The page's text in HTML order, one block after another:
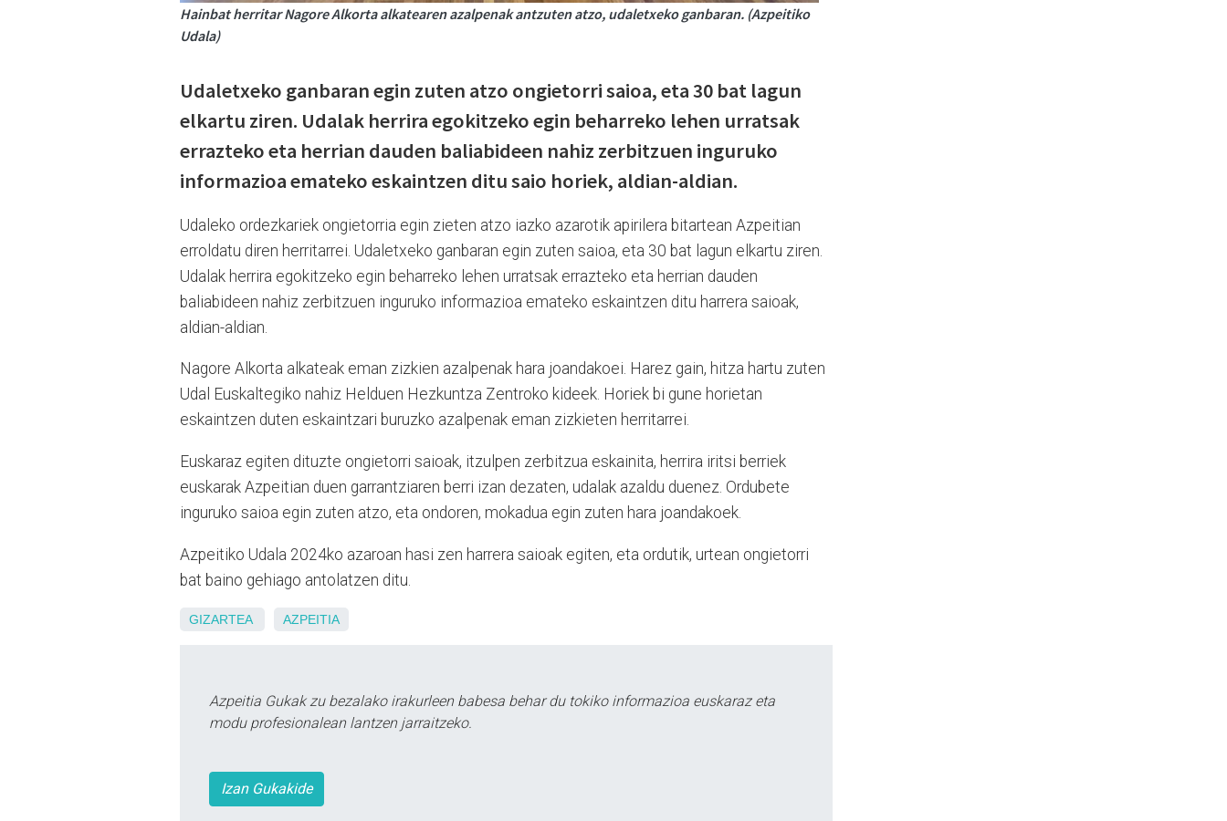
Hainbat herritar Nagore Alkorta alkatearen azalpenak antzuten atzo, udaletxeko ganbaran. (Azpeitiko
Udala)
Udaletxeko ganbaran egin zuten atzo ongietorri saioa, eta 30 bat lagun
elkartu ziren. Udalak herrira egokitzeko egin beharreko lehen urratsak
errazteko eta herrian dauden baliabideen nahiz zerbitzuen inguruko
informazioa emateko eskaintzen ditu saio horiek, aldian-aldian.
Udaleko ordezkariek ongietorria egin zieten atzo iazko azarotik apirilera bitartean Azpeitian
erroldatu diren herritarrei. Udaletxeko ganbaran egin zuten saioa, eta 30 bat lagun elkartu ziren.
Udalak herrira egokitzeko egin beharreko lehen urratsak errazteko eta herrian dauden
baliabideen nahiz zerbitzuen inguruko informazioa emateko eskaintzen ditu harrera saioak,
aldian-aldian.
Nagore Alkorta alkateak eman zizkien azalpenak hara joandakoei. Harez gain, hitza hartu zuten
Udal Euskaltegiko nahiz Helduen Hezkuntza Zentroko kideek. Horiek bi gune horietan
eskaintzen duten eskaintzari buruzko azalpenak eman zizkieten herritarrei.
Euskaraz egiten dituzte ongietorri saioak, itzulpen zerbitzua eskainita, herrira iritsi berriek
euskarak Azpeitian duen garrantziaren berri izan dezaten, udalak azaldu duenez. Ordubete
inguruko saioa egin zuten atzo, eta ondoren, mokadua egin zuten hara joandakoek.
Azpeitiko Udala 2024ko azaroan hasi zen harrera saioak egiten, eta ordutik, urtean ongietorri
bat baino gehiago antolatzen ditu.
GIZARTEA AZPEITIA
Azpeitia Gukak zu bezalako irakurleen babesa behar du tokiko informazioa euskaraz eta
modu profesionalean lantzen jarraitzeko.
Izan Gukakide